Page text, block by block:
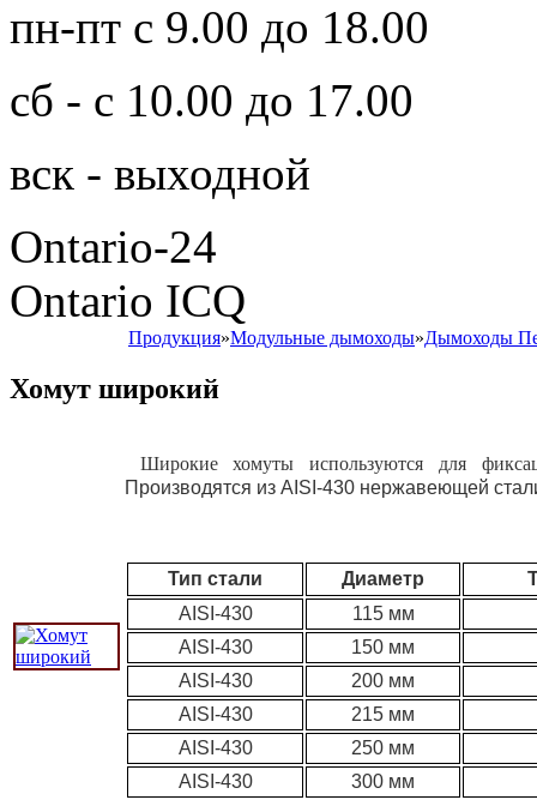
пн-пт с 9.00 до 18.00
сб - с 10.00 до 17.00
вск - выходной
Ontario-24
Ontario ICQ
Продукция»Модульные дымоходы»Дымоходы
Хомут широкий
Широкие хомуты используются для
Производятся из AISI-430 нержавеющей
Тип стали Диаметр
AISI-430
115 мм
AISI-430
150 мм
AISI-430
200 мм
AISI-430
215 мм
AISI-430
250 мм
AISI-430
300 мм